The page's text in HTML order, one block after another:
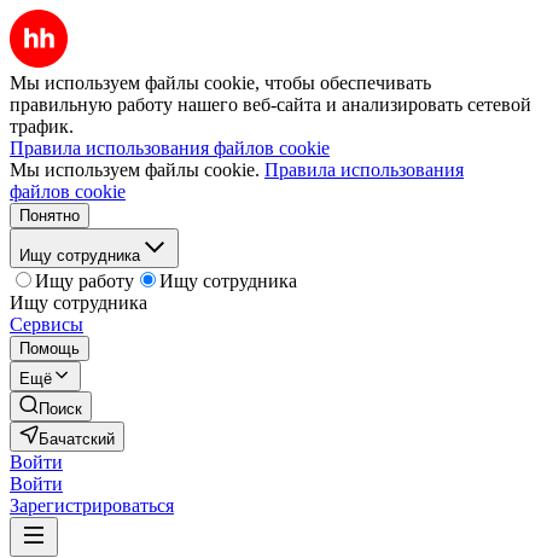
Мы используем файлы cookie, чтобы обеспечивать
правильную работу нашего веб-сайта и анализировать сетевой
трафик.
Правила использования файлов cookie
Мы используем файлы cookie. Правила использования
файлов cookie
Понятно
Ищу сотрудника
Ищу работу
Ищу сотрудника
Ищу сотрудника
Сервисы
Помощь
Ещё
Поиск
Бачатский
Войти
Войти
Зарегистрироваться